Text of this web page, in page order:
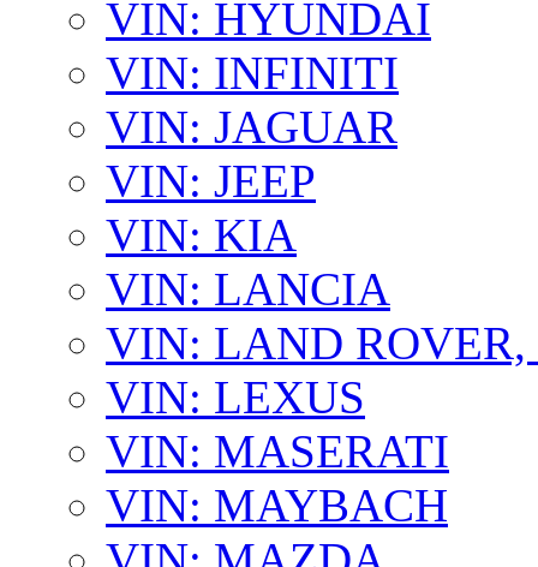
VIN: HYUNDAI
VIN: INFINITI
VIN: JAGUAR
VIN: JEEP
VIN: KIA
VIN: LANCIA
VIN: LAND ROVER,
VIN: LEXUS
VIN: MASERATI
VIN: MAYBACH